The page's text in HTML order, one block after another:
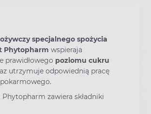
specjalnego spożycia
Phytopharm wspieraja
prawidłowego poziomu cukru
utrzymuje odpowiednią pracę
zawiera składniki